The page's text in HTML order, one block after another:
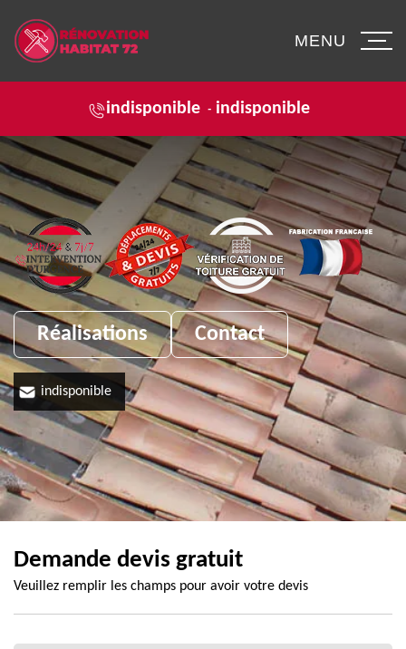
indisponible - indisponible
MENU
Réalisations Contact
indisponible
Demande devis gratuit
Veuillez remplir les champs pour avoir votre devis